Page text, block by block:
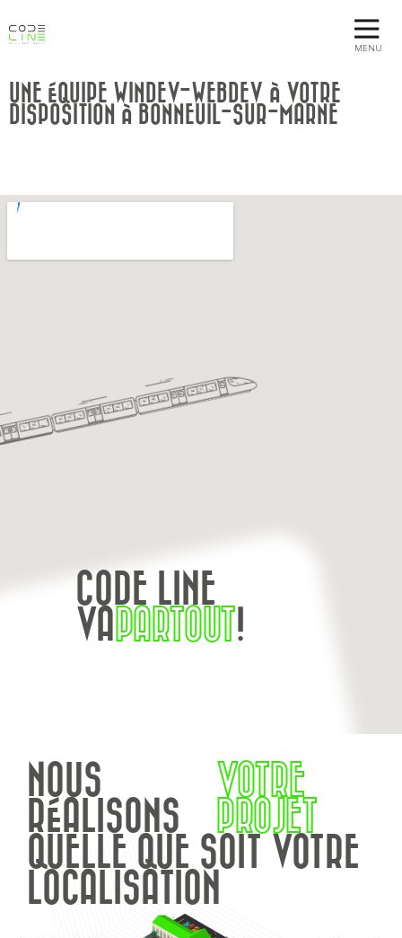
MENU
UNE ÉQUIPE WINDEV-WEBDEV À VOTRE
DISPOSITION À BONNEUIL-SUR-MARNE
CODE LINE
VAPARTOUT!
NOUS
RÉALISONS
VOTRE
PROJET
QUELLE QUE SOIT VOTRE
LOCALISATION